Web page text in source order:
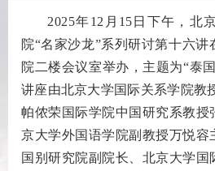
2025年12月15日下午，北
院“名家沙龙”系列研讨第十六
院二楼会议室举办，主题为“泰
讲座由北京大学国际关系学院教
帕侬荣国际学院中国研究系教授
京大学外国语学院副教授万悦容
国别研究院副院长、北京大学国